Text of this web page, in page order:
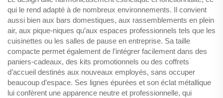
qui le rend adapté à de nombreux environnements. Il convient
aussi bien aux bars domestiques, aux rassemblements en plein
air, aux pique-niques qu’aux espaces professionnels tels que les
cuisinettes ou les salles de pause en entreprise. Sa taille
compacte permet également de l’intégrer facilement dans des
paniers-cadeaux, des kits promotionnels ou des coffrets
d’accueil destinés aux nouveaux employés, sans occuper
beaucoup d’espace. Ses lignes épurées et son éclat métallique
lui confèrent une apparence neutre et professionnelle, qui